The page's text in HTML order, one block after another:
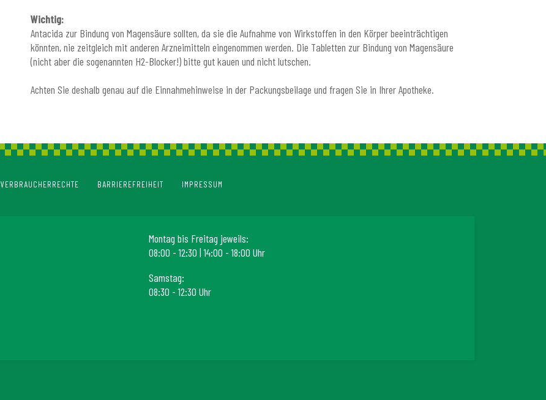
Wichtig:
Antacida zur Bindung von Magensäure sollten, da sie die Aufnahme von Wirkstoffen in den Körper beeinträchtigen
könnten, nie zeitgleich mit anderen Arzneimitteln eingenommen werden. Die Tabletten zur Bindung von Magensäure
(nicht aber die sogenannten H2-Blocker!) bitte gut kauen und nicht lutschen.
Achten Sie deshalb genau auf die Einnahmehinweise in der Packungsbeilage und fragen Sie in Ihrer Apotheke.
VERBRAUCHERRECHTE BARRIEREFREIHEIT IMPRESSUM
Montag bis Freitag jeweils:
08:00 - 12:30 | 14:00 - 18:00 Uhr
Samstag:
08:30 - 12:30 Uhr